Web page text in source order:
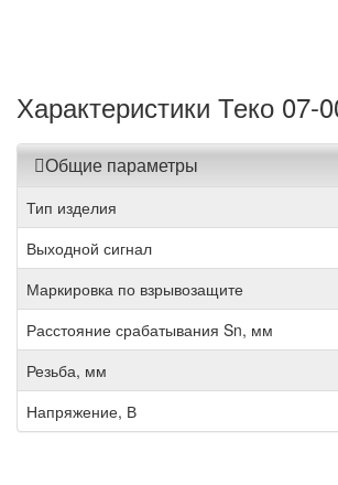
Характеристики Теко 07-
Общие параметры
Тип изделия
Выходной сигнал
Маркировка по взрывозащите
Расстояние срабатывания Sn, мм
Резьба, мм
Напряжение, В